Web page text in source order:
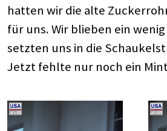
hatten wir die alte
für uns. Wir blieben ein
setzten uns in die
Jetzt fehlte nur noch ein